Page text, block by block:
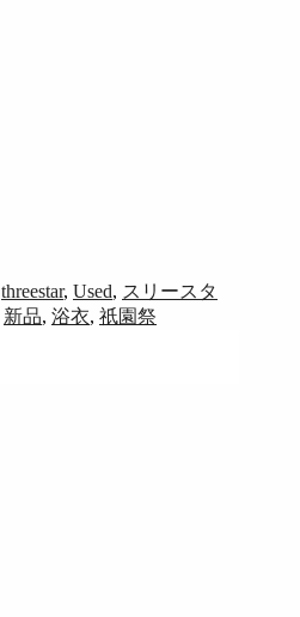
threestar, Used, スリースタ
新品, 浴衣, 祇園祭